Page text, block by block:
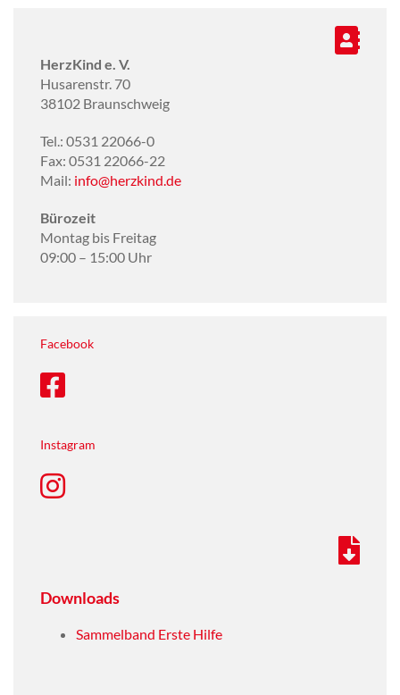
HerzKind e. V.
Husarenstr. 70
38102 Braunschweig
Tel.: 0531 22066-0
Fax: 0531 22066-22
Mail: info@herzkind.de
Bürozeit
Montag bis Freitag
09:00 – 15:00 Uhr
Facebook
Instagram
Downloads
Sammelband Erste Hilfe